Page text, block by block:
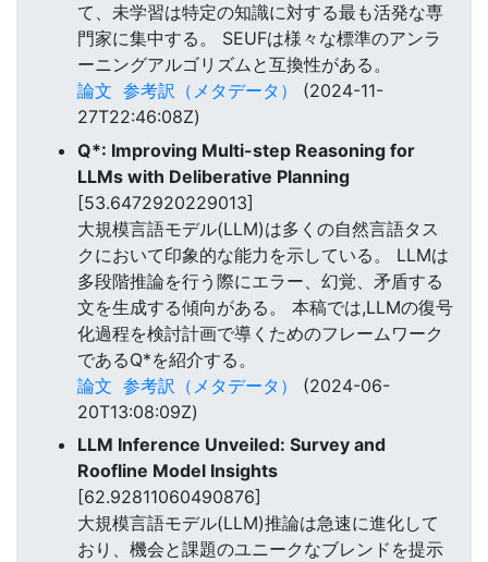
て、未学習は特定の知識に対する最も活発な専
門家に集中する。 SEUFは様々な標準のアンラ
ーニングアルゴリズムと互換性がある。
論文 参考訳（メタデータ）
(2024-11-
27T22:46:08Z)
Q*: Improving Multi-step Reasoning for
LLMs with Deliberative Planning
[53.6472920229013]
大規模言語モデル(LLM)は多くの自然言語タス
クにおいて印象的な能力を示している。 LLMは
多段階推論を行う際にエラー、幻覚、矛盾する
文を生成する傾向がある。 本稿では,LLMの復号
化過程を検討計画で導くためのフレームワーク
であるQ*を紹介する。
論文 参考訳（メタデータ）
(2024-06-
20T13:08:09Z)
LLM Inference Unveiled: Survey and
Roofline Model Insights
[62.92811060490876]
大規模言語モデル(LLM)推論は急速に進化して
おり、機会と課題のユニークなブレンドを提示